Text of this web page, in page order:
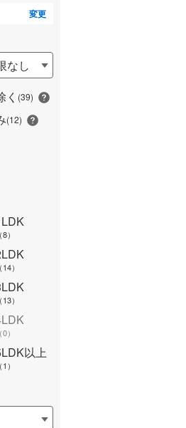
変更
なし
(39)
(12)
（8）
（14）
（13）
（0）
以上
（1 ）